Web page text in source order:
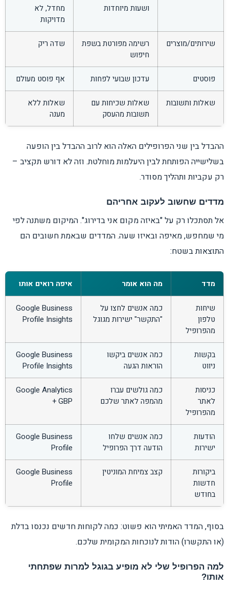
ושעות מיוחדות
מחדל, לא
מדויקות
שירותים/מוצרים
רשימה מפורטת בשפת
חיפוש
שדה ריק
פוסטים עדכון שבועי לפחות אף פוסט מעולם
שאלות ותשובות
שאלות שכיחות עם
תשובות מהעסק
שאלות ללא
מענה
ההבדל בין שני הפרופילים האלה הוא לרוב ההבדל בין הופעה
בשלישייה הפותחת לבין היעלמות מוחלטת. וזה לא דורש תקציב –
רק עקביות ותהליך מסודר.
מדדים שחשוב לעקוב אחריהם
אל תסתכלו רק על "באיזה מקום אני בדירוג". המיקום משתנה לפי
מי שמחפש, מאיפה ובאיזו שעה. המדדים שבאמת חשובים הם
התוצאות בשטח:
מדד מה הוא אומר איפה רואים אותו
שיחות
טלפון
מהפרופיל
כמה אנשים לחצו על
"התקשר" ישירות מגוגל
Google Business
Profile Insights
בקשות
ניווט
כמה אנשים ביקשו
הוראות הגעה
Google Business
Profile Insights
כניסות
לאתר
מהפרופיל
כמה גולשים עברו
מהמפה לאתר שלכם
Google Analytics
+ GBP
הודעות
ישירות
כמה אנשים שלחו
הודעה דרך הפרופיל
Google Business
Profile
ביקורות
חדשות
בחודש
קצב צמיחת המוניטין
Google Business
Profile
בסוף, המדד האמיתי הוא פשוט: כמה לקוחות חדשים נכנסו בדלת
(או התקשרו) הודות לנוכחות המקומית שלכם.
למה הפרופיל שלי לא מופיע בגוגל למרות שפתחתי
אותו?